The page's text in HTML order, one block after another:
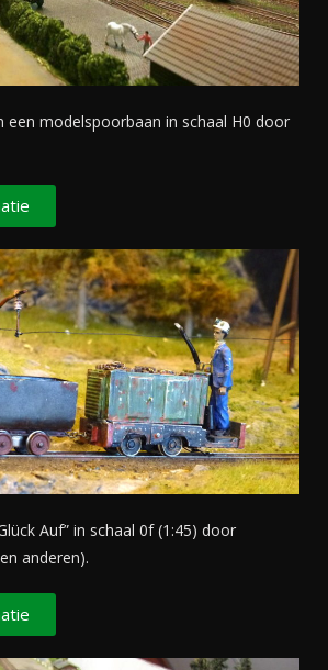
een modelspoorbaan in schaal H0 door
Auf” in schaal 0f (1:45) door
anderen).